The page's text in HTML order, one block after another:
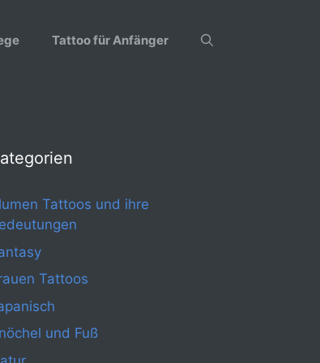
Tattoo für Anfänger
Tattoos und ihre
Tattoos
und Fuß